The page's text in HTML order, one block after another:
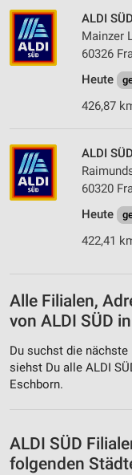
ALDI
Mainzer
60326
Heute
426,87
ALDI
60320
Heute
422,41
Alle Filialen,
von ALDI SÜD
Du suchst die
siehst Du alle ALDI
Eschborn.
ALDI SÜD
folgenden
Verwendung
Inhalten
IAB-Besonderheiten:
Verwendung
Geräte anhand von
Nicht-IAB-
Notwendig
Performance